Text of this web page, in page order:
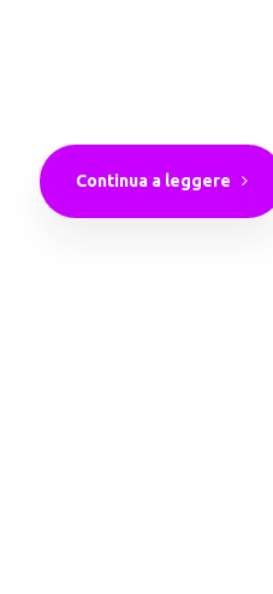
Continua a leggere